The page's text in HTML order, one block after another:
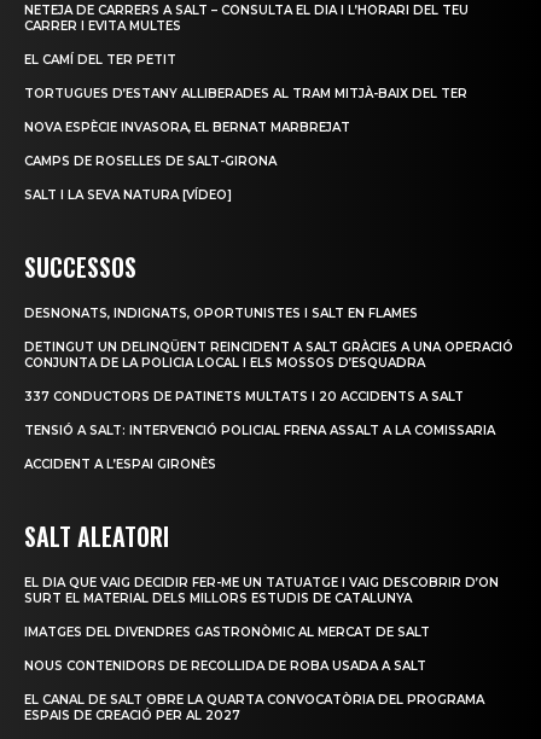
NETEJA DE CARRERS A SALT – CONSULTA EL DIA I L’HORARI DEL TEU
CARRER I EVITA MULTES
EL CAMÍ DEL TER PETIT
TORTUGUES D’ESTANY ALLIBERADES AL TRAM MITJÀ-BAIX DEL TER
NOVA ESPÈCIE INVASORA, EL BERNAT MARBREJAT
CAMPS DE ROSELLES DE SALT-GIRONA
SALT I LA SEVA NATURA [VÍDEO]
SUCCESSOS
DESNONATS, INDIGNATS, OPORTUNISTES I SALT EN FLAMES
DETINGUT UN DELINQÜENT REINCIDENT A SALT GRÀCIES A UNA OPERACIÓ
CONJUNTA DE LA POLICIA LOCAL I ELS MOSSOS D’ESQUADRA
337 CONDUCTORS DE PATINETS MULTATS I 20 ACCIDENTS A SALT
TENSIÓ A SALT: INTERVENCIÓ POLICIAL FRENA ASSALT A LA COMISSARIA
ACCIDENT A L’ESPAI GIRONÈS
SALT ALEATORI
EL DIA QUE VAIG DECIDIR FER-ME UN TATUATGE I VAIG DESCOBRIR D’ON
SURT EL MATERIAL DELS MILLORS ESTUDIS DE CATALUNYA
IMATGES DEL DIVENDRES GASTRONÒMIC AL MERCAT DE SALT
NOUS CONTENIDORS DE RECOLLIDA DE ROBA USADA A SALT
EL CANAL DE SALT OBRE LA QUARTA CONVOCATÒRIA DEL PROGRAMA
ESPAIS DE CREACIÓ PER AL 2027